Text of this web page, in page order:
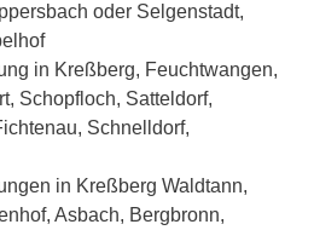
oder Selgenstadt,
in Kreßberg, Feuchtwangen,
Schopfloch, Satteldorf,
Schnelldorf,
in Kreßberg Waldtann,
Asbach, Bergbronn,